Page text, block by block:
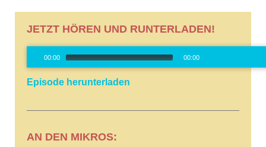
JETZT HÖREN UND RUNTERLADEN!
00:00 00:00
Episode herunterladen
AN DEN MIKROS: